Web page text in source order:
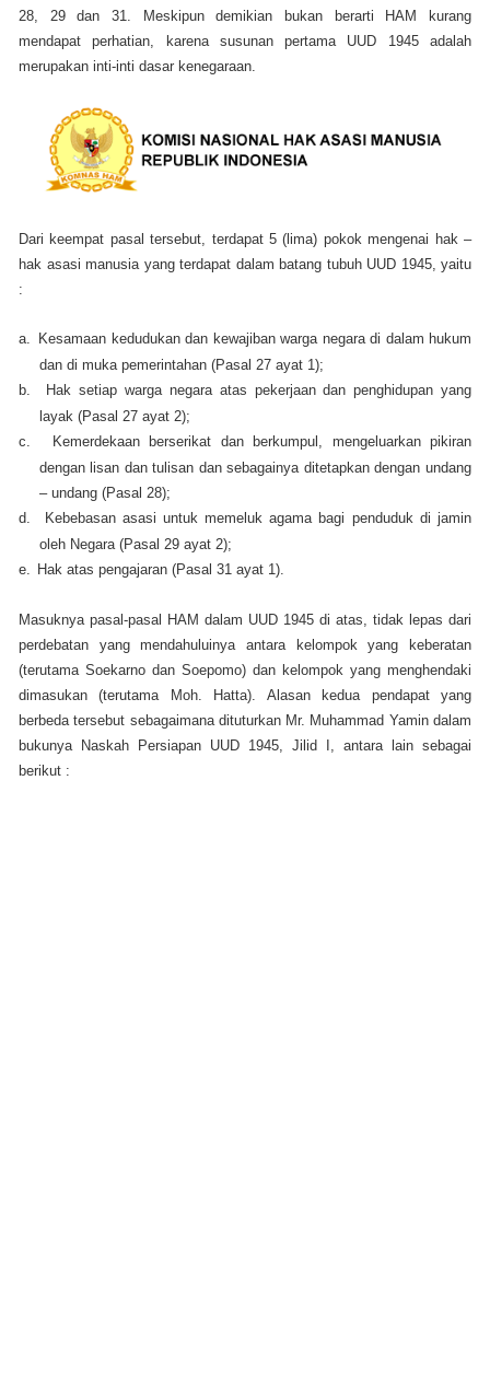
28, 29 dan 31. Meskipun demikian bukan berarti HAM kurang
mendapat perhatian, karena susunan pertama UUD 1945 adalah
merupakan inti-inti dasar kenegaraan.
Dari keempat pasal tersebut, terdapat 5 (lima) pokok mengenai hak –
hak asasi manusia yang terdapat dalam batang tubuh UUD 1945, yaitu
:
a.
Kesamaan kedudukan dan kewajiban warga negara di dalam hukum
dan di muka pemerintahan (Pasal 27 ayat 1);
b.
Hak setiap warga negara atas pekerjaan dan penghidupan yang
layak (Pasal 27 ayat 2);
c.
Kemerdekaan berserikat dan berkumpul, mengeluarkan pikiran
dengan lisan dan tulisan dan sebagainya ditetapkan dengan undang
– undang (Pasal 28);
d.
Kebebasan asasi untuk memeluk agama bagi penduduk di jamin
oleh Negara (Pasal 29 ayat 2);
e. Hak atas pengajaran (Pasal 31 ayat 1).
Masuknya pasal-pasal HAM dalam UUD 1945 di atas, tidak lepas dari
perdebatan yang mendahuluinya antara kelompok yang keberatan
(terutama Soekarno dan Soepomo) dan kelompok yang menghendaki
dimasukan (terutama Moh. Hatta). Alasan kedua pendapat yang
berbeda tersebut sebagaimana dituturkan Mr. Muhammad Yamin dalam
bukunya Naskah Persiapan UUD 1945, Jilid I, antara lain sebagai
berikut :